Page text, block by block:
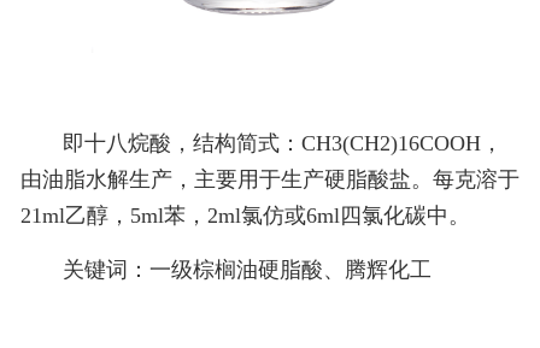
即十八烷酸，结构简式：CH3(CH2)16COOH，
由油脂水解生产，主要用于生产硬脂酸盐。每克溶于
21ml乙醇，5ml苯，2ml氯仿或6ml四氯化碳中。
关键词： 一级棕榈油硬脂酸、 腾辉化工